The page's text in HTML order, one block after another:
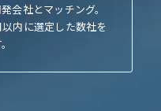
会社とマッチング。
内に選定した数社を